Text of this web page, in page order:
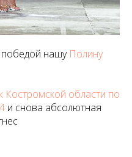
нашу Полину
Костромской области по
и снова абсолютная